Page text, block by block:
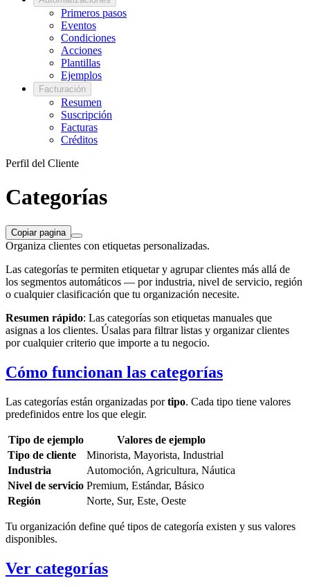
Primeros pasos
Eventos
Condiciones
Acciones
Plantillas
Ejemplos
Facturación
Resumen
Suscripción
Facturas
Créditos
Perfil del Cliente
Categorías
Copiar pagina
Organiza clientes con etiquetas personalizadas.
Las categorías te permiten etiquetar y agrupar clientes más allá de
los segmentos automáticos — por industria, nivel de servicio, región
o cualquier clasificación que tu organización necesite.
Resumen rápido: Las categorías son etiquetas manuales que
asignas a los clientes. Úsalas para filtrar listas y organizar clientes
por cualquier criterio que importe a tu negocio.
Cómo funcionan las categorías
Las categorías están organizadas portipo. Cada tipo tiene valores
predefinidos entre los que elegir.
Tipo de ejemplo
Valores de ejemplo
Tipo de cliente
Minorista, Mayorista, Industrial
Industria
Automoción, Agricultura, Náutica
Nivel de servicio Premium, Estándar, Básico
Región
Norte, Sur, Este, Oeste
Tu organización define qué tipos de categoría existen y sus valores
disponibles.
Ver categorías